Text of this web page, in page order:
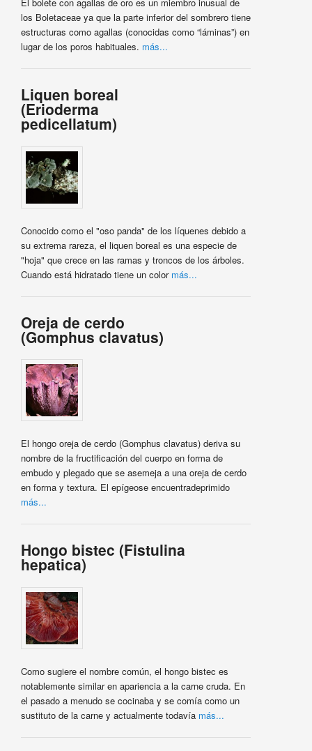
los Boletaceae ya que la parte inferior del sombrero tiene
estructuras como agallas (conocidas como “láminas”) en
lugar de los poros habituales. más...
Liquen boreal
(Erioderma
pedicellatum)
Conocido como el "oso panda" de los líquenes debido a
su extrema rareza, el liquen boreal es una especie de
"hoja" que crece en las ramas y troncos de los árboles.
Cuando está hidratado tiene un color más...
Oreja de cerdo
(Gomphus clavatus)
El hongo oreja de cerdo (Gomphus clavatus) deriva su
nombre de la fructificación del cuerpo en forma de
embudo y plegado que se asemeja a una oreja de cerdo
en forma y textura. El epígeose encuentradeprimido
más...
Hongo bistec (Fistulina
hepatica)
Como sugiere el nombre común, el hongo bistec es
notablemente similar en apariencia a la carne cruda. En
el pasado a menudo se cocinaba y se comía como un
sustituto de la carne y actualmente todavía más...